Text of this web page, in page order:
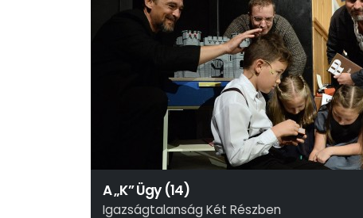
A „K” Ügy (14)
Igazságtalanság Két Részben